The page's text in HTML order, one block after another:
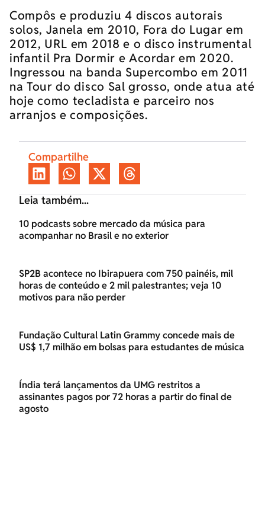
Compôs e produziu 4 discos autorais
solos, Janela em 2010, Fora do Lugar em
2012, URL em 2018 e o disco instrumental
infantil Pra Dormir e Acordar em 2020.
Ingressou na banda Supercombo em 2011
na Tour do disco Sal grosso, onde atua até
hoje como tecladista e parceiro nos
arranjos e composições.
Compartilhe
Leia também...
10 podcasts sobre mercado da música para
acompanhar no Brasil e no exterior
SP2B acontece no Ibirapuera com 750 painéis, mil
horas de conteúdo e 2 mil palestrantes; veja 10
motivos para não perder
Fundação Cultural Latin Grammy concede mais de
US$ 1,7 milhão em bolsas para estudantes de música
Índia terá lançamentos da UMG restritos a
assinantes pagos por 72 horas a partir do final de
agosto